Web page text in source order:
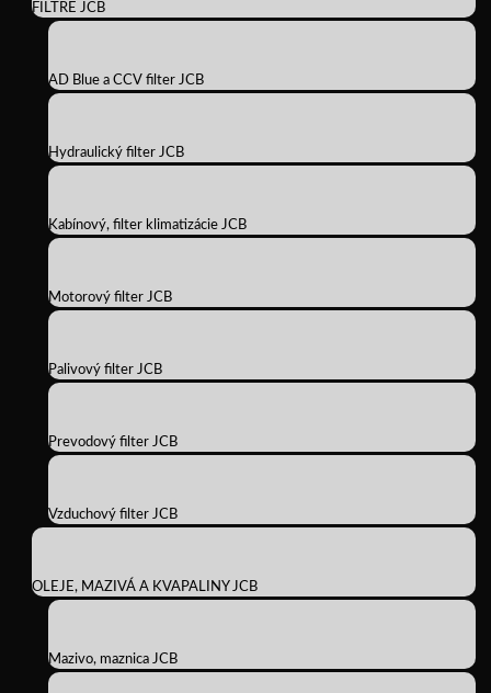
FILTRE JCB
AD Blue a CCV filter JCB
Hydraulický filter JCB
Kabínový, filter klimatizácie JCB
Motorový filter JCB
Palivový filter JCB
Prevodový filter JCB
Vzduchový filter JCB
OLEJE, MAZIVÁ A KVAPALINY JCB
Mazivo, maznica JCB